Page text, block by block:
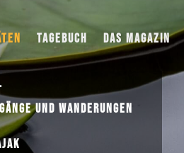
UND WANDERUNGEN
TAGEBUCH DAS MAGAZIN